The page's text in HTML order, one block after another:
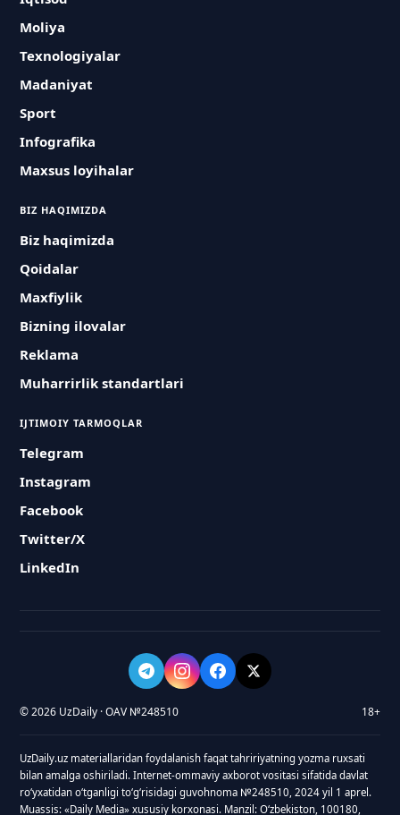
Moliya
Texnologiyalar
Madaniyat
Sport
Infografika
Maxsus loyihalar
BIZ HAQIMIZDA
Biz haqimizda
Qoidalar
Maxfiylik
Bizning ilovalar
Reklama
Muharrirlik standartlari
IJTIMOIY TARMOQLAR
Telegram
Instagram
Facebook
Twitter/X
LinkedIn
© 2026 UzDaily · OAV №248510 18+
UzDaily.uz materiallaridan foydalanish faqat tahririyatning yozma ruxsati
bilan amalga oshiriladi. Internet-ommaviy axborot vositasi sifatida davlat
roʻyxatidan oʻtganligi toʻgʻrisidagi guvohnoma №248510, 2024 yil 1 aprel.
Muassis: «Daily Media» xususiy korxonasi. Manzil: Oʻzbekiston, 100180,